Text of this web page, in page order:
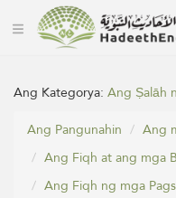
Ang Kategorya:Ang Ṣalāh
Ang Pangunahin
Ang
Ang Fiqh at ang mga
Ang Fiqh ng mga